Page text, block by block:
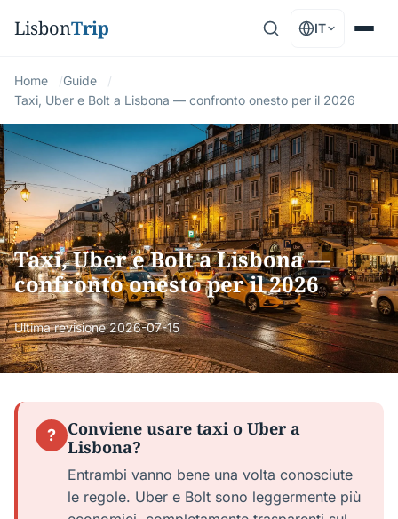
LisbonTrip IT
Home
Guide
Taxi, Uber e Bolt a Lisbona — confronto onesto per il 2026
Taxi, Uber e Bolt a Lisbona —
confronto onesto per il 2026
Ultima revisione2026-07-15
?
Conviene usare taxi o Uber a
Lisbona?
Entrambi vanno bene una volta conosciute
le regole. Uber e Bolt sono leggermente più